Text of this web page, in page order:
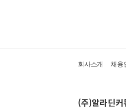
회사소개 채용
(주)알라딘